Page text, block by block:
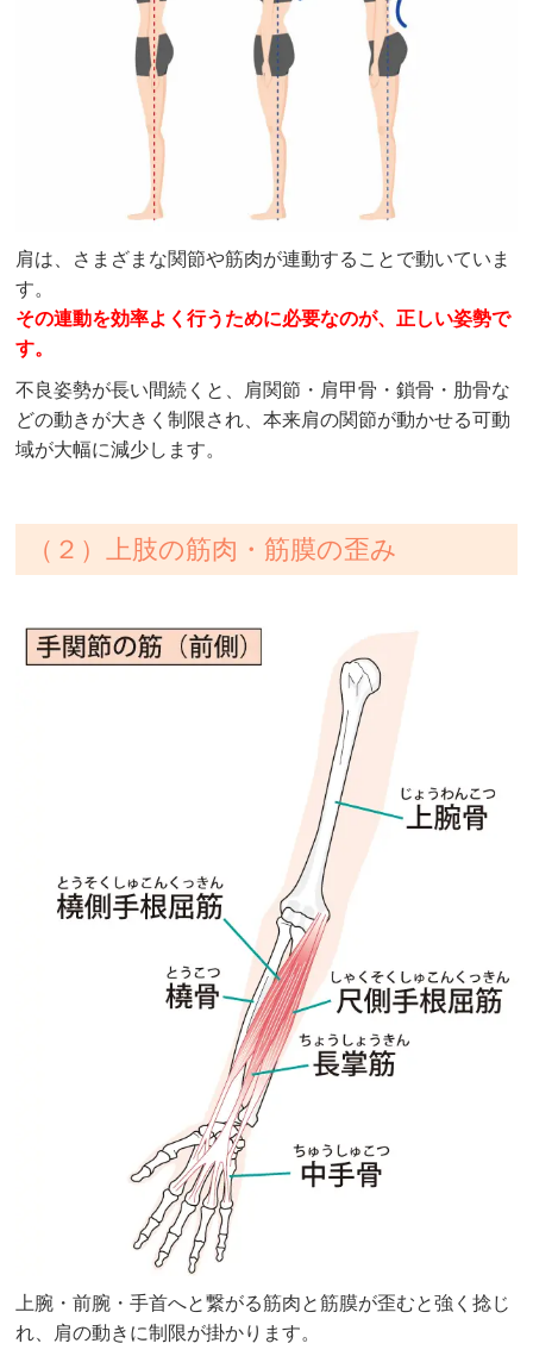
肩は、さまざまな関節や筋肉が連動することで動いていま
す。
その連動を効率よく行うために必要なのが、正しい姿勢で
す。
不良姿勢が長い間続くと、肩関節・肩甲骨・鎖骨・肋骨な
どの動きが大きく制限され、本来肩の関節が動かせる可動
域が大幅に減少します。
（２）上肢の筋肉・筋膜の歪み
上腕・前腕・手首へと繋がる筋肉と筋膜が歪むと強く捻じ
れ、肩の動きに制限が掛かります。